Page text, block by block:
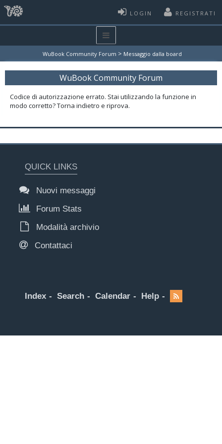
LOGIN REGISTRATI
WuBook Community Forum > Messaggio dalla board
WuBook Community Forum
Codice di autorizzazione errato. Stai utilizzando la funzione in
modo corretto? Torna indietro e riprova.
QUICK LINKS
Nuovi messaggi
Forum Stats
Modalità archivio
Contattaci
Index Search Calendar Help